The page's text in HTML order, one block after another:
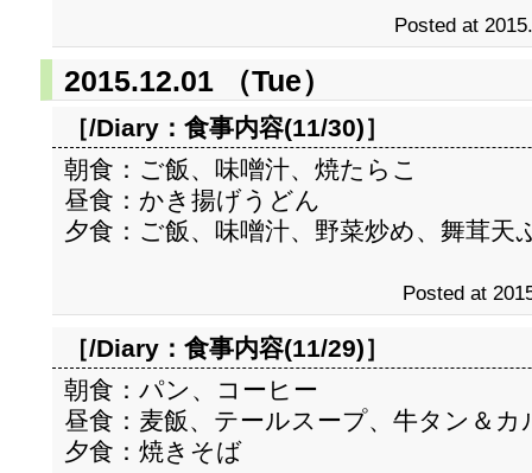
Posted at
2015.12.01 （Tue）
［/Diary： 食事内容(11/30)］
朝食：ご飯、味噌汁、焼たらこ
昼食：かき揚げうどん
夕食：ご飯、味噌汁、野菜炒め、舞茸天
Posted at
［/Diary： 食事内容(11/29)］
朝食：パン、コーヒー
昼食：麦飯、テールスープ、牛タン＆カ
夕食：焼きそば